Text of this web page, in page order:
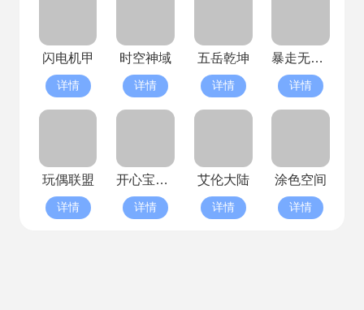
闪电机甲
详情
时空神域
详情
五岳乾坤
详情
暴走无双团
详情
玩偶联盟
详情
开心宝贝向前冲(已停服)
详情
艾伦大陆
详情
涂色空间
详情